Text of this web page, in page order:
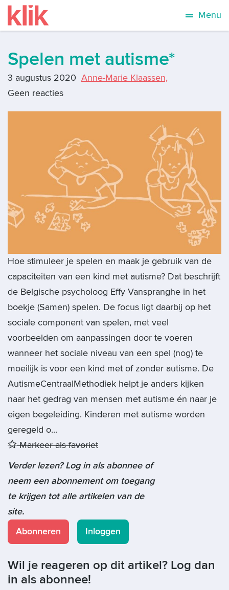
Menu
Spelen met autisme*
3 augustus 2020 Anne-Marie Klaassen,
Geen reacties
Hoe stimuleer je spelen en maak je gebruik van de
capaciteiten van een kind met autisme? Dat beschrijft
de Belgische psycholoog Effy Vanspranghe in het
boekje (Samen) spelen. De focus ligt daarbij op het
sociale component van spelen, met veel
voorbeelden om aanpassingen door te voeren
wanneer het sociale niveau van een spel (nog) te
moeilijk is voor een kind met of zonder autisme. De
AutismeCentraalMethodiek helpt je anders kijken
naar het gedrag van mensen met autisme én naar je
eigen begeleiding. Kinderen met autisme worden
geregeld o...
Markeer als favoriet
Verder lezen? Log in als abonnee of
neem een abonnement om toegang
te krijgen tot alle artikelen van de
site.
Abonneren
Inloggen
Wil je reageren op dit artikel? Log dan
in als abonnee!